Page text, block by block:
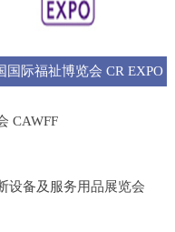
国际福祉博览会 CR EXPO
CAWFF
设备及服务用品展览会